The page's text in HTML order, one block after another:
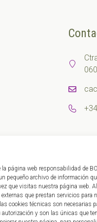
página web responsabilidad de
pequeño archivo de información
que visitas nuestra página web.
que prestan servicios para
cookies técnicas son necesarias
y son las únicas que